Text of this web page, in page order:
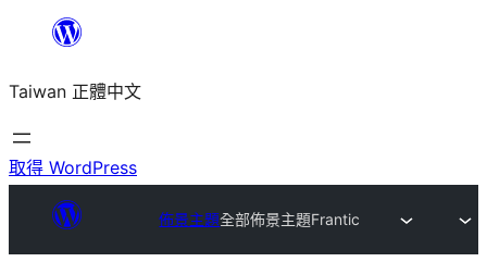
主
要
內
Taiwan 正體中文
取得 WordPress
佈景主題全部佈景主題Frantic